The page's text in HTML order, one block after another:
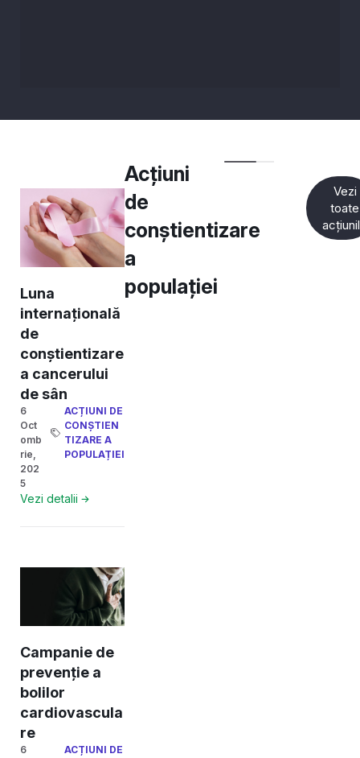
Acțiuni
de
conștientizare
a
populației
Vezi
toate
Luna
internațională
de
conștientizare
a cancerului
de sân
6
Oct
omb
rie,
202
5
ACȚIUNI DE
CONȘTIEN
TIZARE A
POPULAȚIEI
Vezi detalii
Campanie de
prevenție a
bolilor
cardiovascula
re
6 ACȚIUNI DE